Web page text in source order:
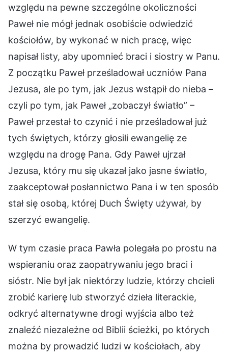
względu na pewne szczególne okoliczności
Paweł nie mógł jednak osobiście odwiedzić
kościołów, by wykonać w nich pracę, więc
napisał listy, aby upomnieć braci i siostry w Panu.
Z początku Paweł prześladował uczniów Pana
Jezusa, ale po tym, jak Jezus wstąpił do nieba –
czyli po tym, jak Paweł „zobaczył światło” –
Paweł przestał to czynić i nie prześladował już
tych świętych, którzy głosili ewangelię ze
względu na drogę Pana. Gdy Paweł ujrzał
Jezusa, który mu się ukazał jako jasne światło,
zaakceptował posłannictwo Pana i w ten sposób
stał się osobą, której Duch Święty używał, by
szerzyć ewangelię.
W tym czasie praca Pawła polegała po prostu na
wspieraniu oraz zaopatrywaniu jego braci i
sióstr. Nie był jak niektórzy ludzie, którzy chcieli
zrobić karierę lub stworzyć dzieła literackie,
odkryć alternatywne drogi wyjścia albo też
znaleźć niezależne od Biblii ścieżki, po których
można by prowadzić ludzi w kościołach, aby